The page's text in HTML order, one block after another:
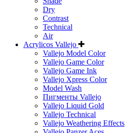
Dry
Contrast
Technical
Air
Acrylicos Vallejo
Vallejo Model Color
Vallejo Game Color
Vallejo Game Ink
Vallejo Xpress Color
Model Wash
Пигменты Vallejo
Vallejo Liquid Gold
Vallejo Technical
Vallejo Weathering Effects